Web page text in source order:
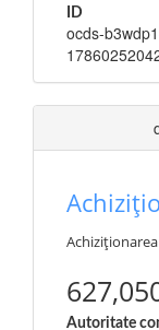
ID
ocds-
Autoritate